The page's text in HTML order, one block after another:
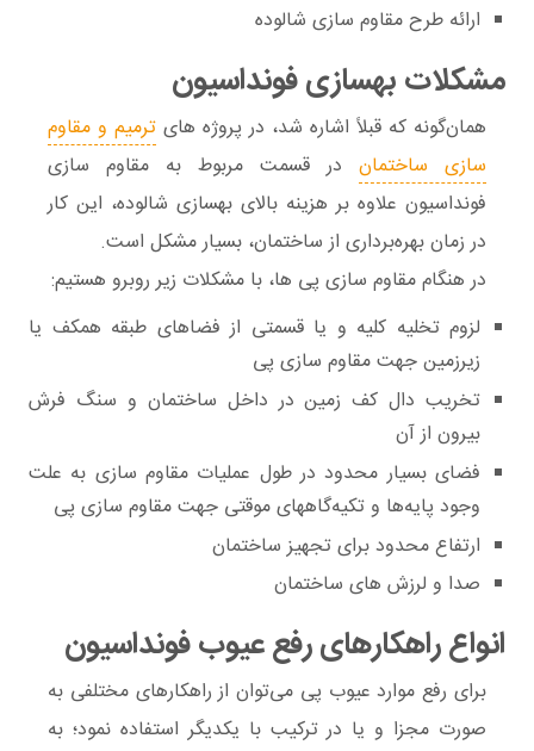
ارائه طرح مقاوم سازی شالوده
مشکلات بهسازی فونداسیون
همان‌گونه که قبلاً اشاره شد، در پروژه های ترمیم و مقاوم
سازی ساختمان در قسمت مربوط به مقاوم سازی
فونداسیون علاوه بر هزینه بالای بهسازی شالوده، این کار
در زمان بهره‌برداری از ساختمان، بسیار مشکل است.
در هنگام مقاوم سازی پی ها، با مشکلات زیر روبرو هستیم:
لزوم تخلیه کلیه و یا قسمتی از فضاهای طبقه همکف یا
زیرزمین جهت مقاوم سازی پی
تخریب دال کف زمین در داخل ساختمان و سنگ فرش
بیرون از آن
فضای بسیار محدود در طول عملیات مقاوم سازی به علت
وجود پایه‌ها و تکیه‌گاههای موقتی جهت مقاوم سازی پی
ارتفاع محدود برای تجهیز ساختمان
صدا و لرزش‌ های ساختمان
انواع راهکارهای رفع عیوب فونداسیون
برای رفع موارد عیوب پی می‌توان از راهکارهای مختلفی به
صورت مجزا و یا در ترکیب با یکدیگر استفاده نمود؛ به